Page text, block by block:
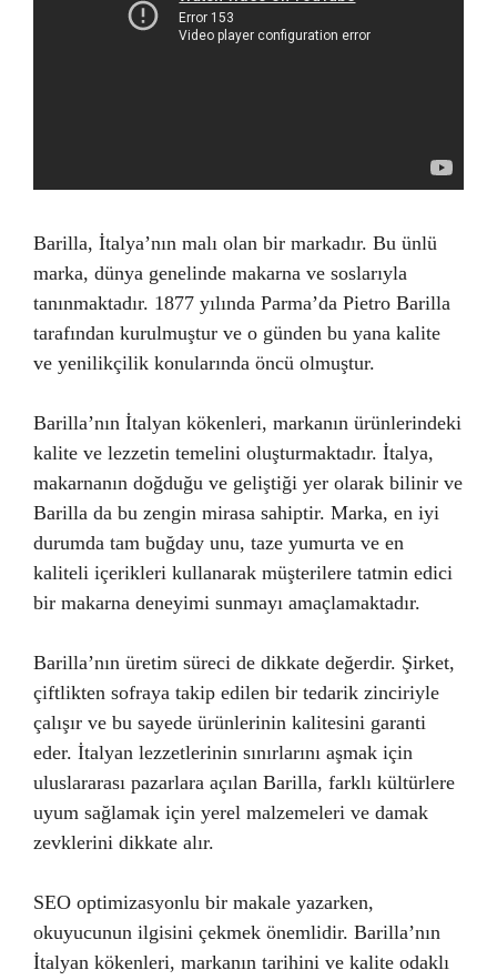
Barilla, İtalya’nın malı olan bir markadır. Bu ünlü
marka, dünya genelinde makarna ve soslarıyla
tanınmaktadır. 1877 yılında Parma’da Pietro Barilla
tarafından kurulmuştur ve o günden bu yana kalite
ve yenilikçilik konularında öncü olmuştur.
Barilla’nın İtalyan kökenleri, markanın ürünlerindeki
kalite ve lezzetin temelini oluşturmaktadır. İtalya,
makarnanın doğduğu ve geliştiği yer olarak bilinir ve
Barilla da bu zengin mirasa sahiptir. Marka, en iyi
durumda tam buğday unu, taze yumurta ve en
kaliteli içerikleri kullanarak müşterilere tatmin edici
bir makarna deneyimi sunmayı amaçlamaktadır.
Barilla’nın üretim süreci de dikkate değerdir. Şirket,
çiftlikten sofraya takip edilen bir tedarik zinciriyle
çalışır ve bu sayede ürünlerinin kalitesini garanti
eder. İtalyan lezzetlerinin sınırlarını aşmak için
uluslararası pazarlara açılan Barilla, farklı kültürlere
uyum sağlamak için yerel malzemeleri ve damak
zevklerini dikkate alır.
SEO optimizasyonlu bir makale yazarken,
okuyucunun ilgisini çekmek önemlidir. Barilla’nın
İtalyan kökenleri, markanın tarihini ve kalite odaklı